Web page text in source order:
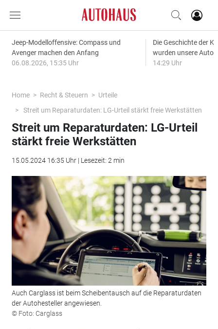
Jeep-Modelloffensive: Compass und
Avenger machen den Anfang
06.08.2026, 15:35 Uhr
Die Geschichte der
wurden unsere
14:29 Uhr
Home Recht & Steuern
Urteile
Streit um Reparaturdaten: LG-Urteil stärkt freie Werkstätten
Streit um Reparaturdaten: LG-Urteil
stärkt freie Werkstätten
15.05.2024 16:35 Uhr | Lesezeit: 2 min
Auch Carglass ist beim Scheibentausch auf die Reparaturdaten
der Autohesteller angewiesen.
© Foto: Carglass